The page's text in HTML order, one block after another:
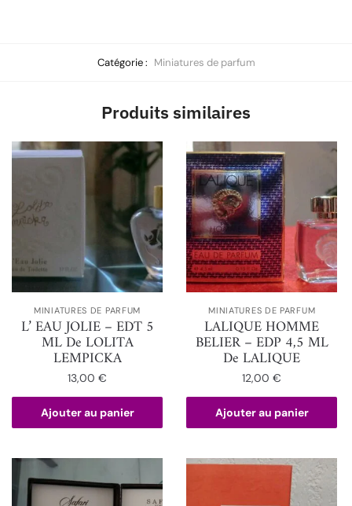
Catégorie : Miniatures de parfum
Produits similaires
MINIATURES DE PARFUM
L’ EAU JOLIE – EDT 5
ML De LOLITA
LEMPICKA
13,00€
Ajouter au panier
MINIATURES DE PARFUM
LALIQUE HOMME
BELIER – EDP 4,5 ML
De LALIQUE
12,00€
Ajouter au panier